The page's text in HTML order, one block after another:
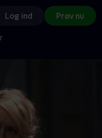
Log ind Prøv nu